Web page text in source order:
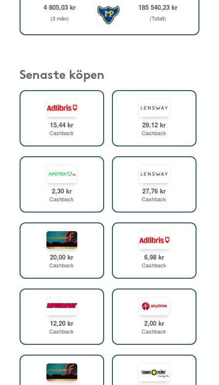
4 805,03 kr
(3 mån)
185 540,23 kr
(Totalt)
Senaste köpen
15,44 kr
Cashback
29,12 kr
Cashback
2,30 kr
Cashback
27,76 kr
Cashback
20,00 kr
Cashback
6,98 kr
Cashback
12,20 kr
Cashback
2,00 kr
Cashback